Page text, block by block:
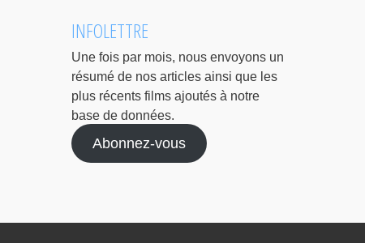
INFOLETTRE
Une fois par mois, nous envoyons un
résumé de nos articles ainsi que les
plus récents films ajoutés à notre
base de données.
Abonnez-vous